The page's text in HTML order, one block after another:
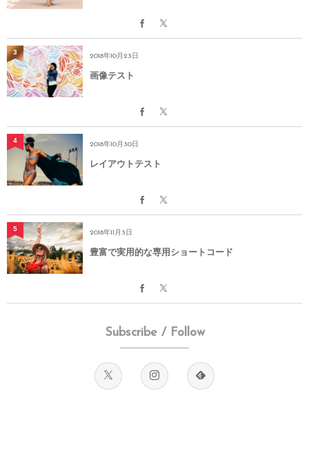
2018年10月23日
画像テスト
3
2018年10月30日
レイアウトテスト
4
2018年11月3日
豊富で実用的な専用ショートコード
5
Subscribe / Follow